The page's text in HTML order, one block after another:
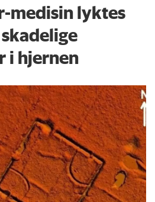
medisin lyktes
i hjernen